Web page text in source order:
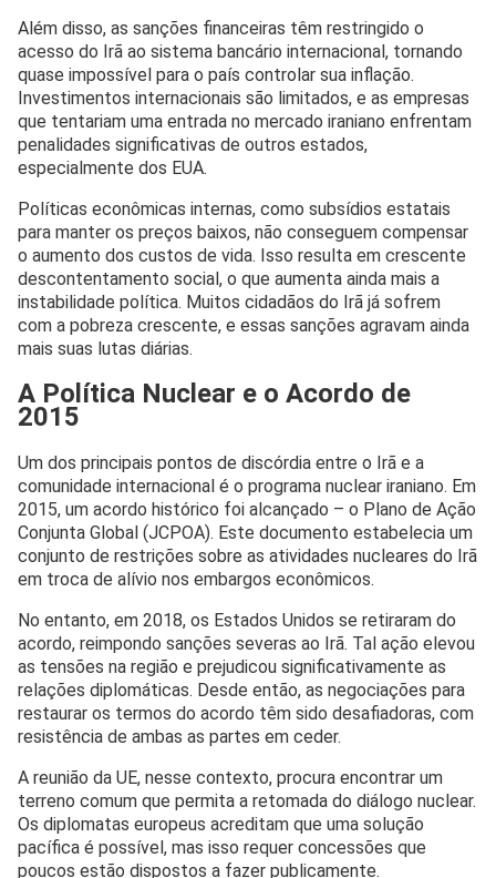
Além disso, as sanções financeiras têm restringido o
acesso do Irã ao sistema bancário internacional, tornando
quase impossível para o país controlar sua inflação.
Investimentos internacionais são limitados, e as empresas
que tentariam uma entrada no mercado iraniano enfrentam
penalidades significativas de outros estados,
especialmente dos EUA.
Políticas econômicas internas, como subsídios estatais
para manter os preços baixos, não conseguem compensar
o aumento dos custos de vida. Isso resulta em crescente
descontentamento social, o que aumenta ainda mais a
instabilidade política. Muitos cidadãos do Irã já sofrem
com a pobreza crescente, e essas sanções agravam ainda
mais suas lutas diárias.
A Política Nuclear e o Acordo de
2015
Um dos principais pontos de discórdia entre o Irã e a
comunidade internacional é o programa nuclear iraniano. Em
2015, um acordo histórico foi alcançado – o Plano de Ação
Conjunta Global (JCPOA). Este documento estabelecia um
conjunto de restrições sobre as atividades nucleares do Irã
em troca de alívio nos embargos econômicos.
No entanto, em 2018, os Estados Unidos se retiraram do
acordo, reimpondo sanções severas ao Irã. Tal ação elevou
as tensões na região e prejudicou significativamente as
relações diplomáticas. Desde então, as negociações para
restaurar os termos do acordo têm sido desafiadoras, com
resistência de ambas as partes em ceder.
A reunião da UE, nesse contexto, procura encontrar um
terreno comum que permita a retomada do diálogo nuclear.
Os diplomatas europeus acreditam que uma solução
pacífica é possível, mas isso requer concessões que
poucos estão dispostos a fazer publicamente.